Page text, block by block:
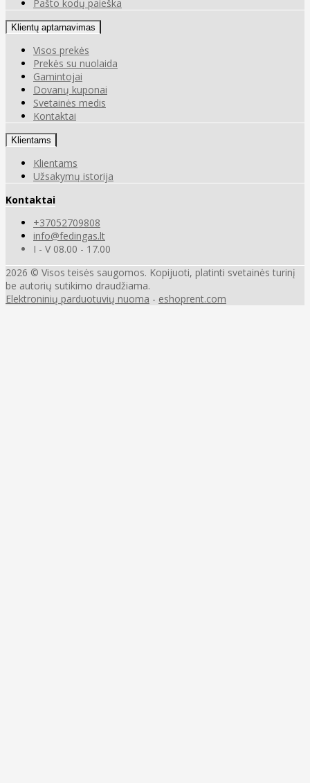
Pašto kodų paieška
Klientų aptarnavimas
Visos prekės
Prekės su nuolaida
Gamintojai
Dovanų kuponai
Svetainės medis
Kontaktai
Klientams
Klientams
Užsakymų istorija
Kontaktai
+37052709808
info@fedingas.lt
I - V 08.00 - 17.00
2026 © Visos teisės saugomos. Kopijuoti, platinti svetainės turinį
be autorių sutikimo draudžiama.
Elektroninių parduotuvių nuoma - eshoprent.com